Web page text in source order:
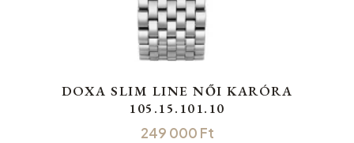
DOXA SLIM LINE NŐI KARÓRA
105.15.101.10
249 000 Ft